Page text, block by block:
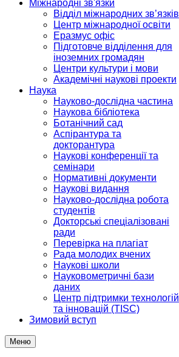
Міжнародні зв'язки
Відділ міжнародних зв’язків
Центр міжнародної освіти
Еразмус офіс
Підготовче відділення для
іноземних громадян
Центри культури і мови
Академічні наукові проекти
Наука
Науково-дослідна частина
Наукова бібліотека
Ботанічний сад
Аспірантура та
докторантура
Наукові конференції та
семінари
Нормативні документи
Наукові видання
Науково-дослідна робота
студентів
Докторські спеціалізовані
ради
Перевірка на плагіат
Рада молодих вчених
Наукові школи
Науковометричні бази
даних
Центр підтримки технологій
та інновацій (TISC)
Зимовий вступ
Меню